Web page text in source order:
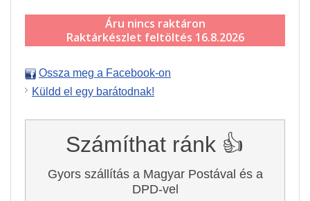
Áru nincs raktáron
Raktárkészlet feltöltés 16.8.2026
Ossza meg a Facebook-on
Küldd el egy barátodnak!
Számíthat ránk 👍
Gyors szállítás a Magyar Postával és a
DPD-vel